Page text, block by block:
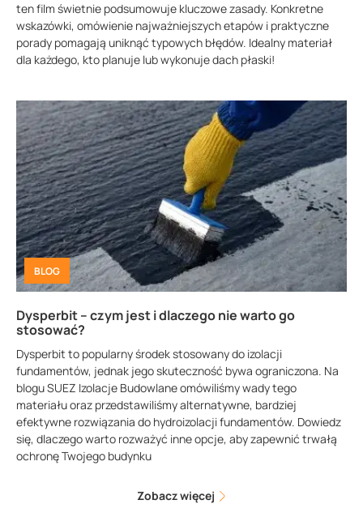
ten film świetnie podsumowuje kluczowe zasady. Konkretne
wskazówki, omówienie najważniejszych etapów i praktyczne
porady pomagają uniknąć typowych błędów. Idealny materiał
dla każdego, kto planuje lub wykonuje dach płaski!
BLOG
Dysperbit – czym jest i dlaczego nie warto go
stosować?
Dysperbit to popularny środek stosowany do izolacji
fundamentów, jednak jego skuteczność bywa ograniczona. Na
blogu SUEZ Izolacje Budowlane omówiliśmy wady tego
materiału oraz przedstawiliśmy alternatywne, bardziej
efektywne rozwiązania do hydroizolacji fundamentów. Dowiedz
się, dlaczego warto rozważyć inne opcje, aby zapewnić trwałą
ochronę Twojego budynku
Zobacz więcej